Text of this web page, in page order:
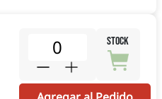
STOCK